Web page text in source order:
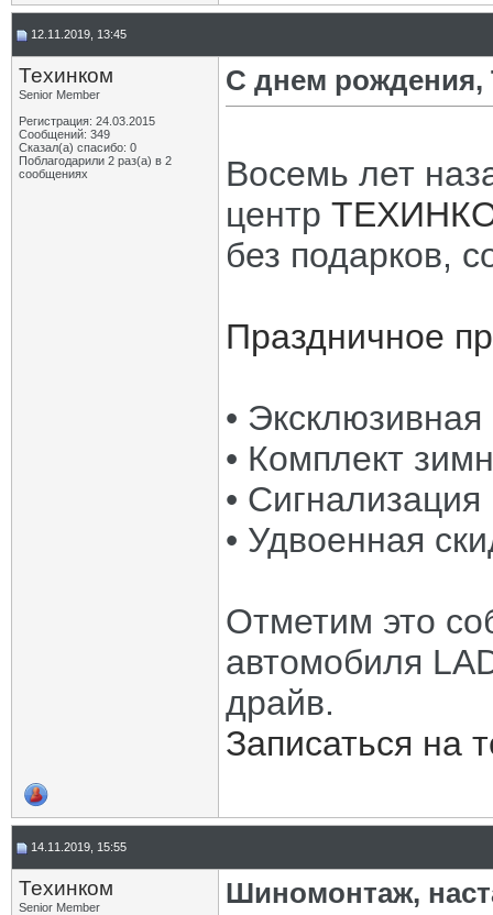
12.11.2019, 13:45
Техинком
Senior Member
Регистрация: 24.03.2015
Сообщений: 349
Сказал(а) спасибо: 0
Поблагодарили 2 раз(а) в 2
сообщениях
С днем
Восемь лет
центр
без подарков,
Праздничное
•
• Комплект
•
• Удвоенная
Отметим это
автомобиля
драйв.
Записаться на
14.11.2019, 15:55
Техинком
Senior Member
Шиномонтаж,